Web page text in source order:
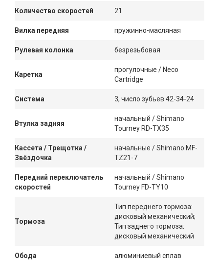
Количество скоростей 21
Вилка передняя пружинно-масляная
Рулевая колонка безрезьбовая
Каретка
прогулочные / Neco
Cartridge
Система 3, число зубьев 42-34-24
Втулка задняя
начальный / Shimano
Tourney RD-TX35
Кассета / Трещотка /
Звёздочка
начальные / Shimano MF-
TZ21-7
Передний переключатель
скоростей
начальный / Shimano
Tourney FD-TY10
Тормоза
Тип переднего тормоза:
дисковый механический;
Тип заднего тормоза:
дисковый механический
Обода алюминиевый сплав